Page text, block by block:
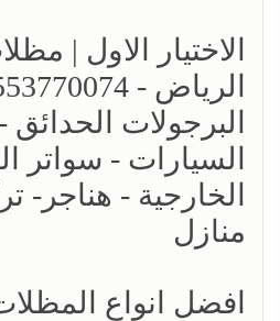
الاختيار الاول |
البرجولات
السيارات - سواتر
الخارجية - هناجر-
منازل
افضل انواع